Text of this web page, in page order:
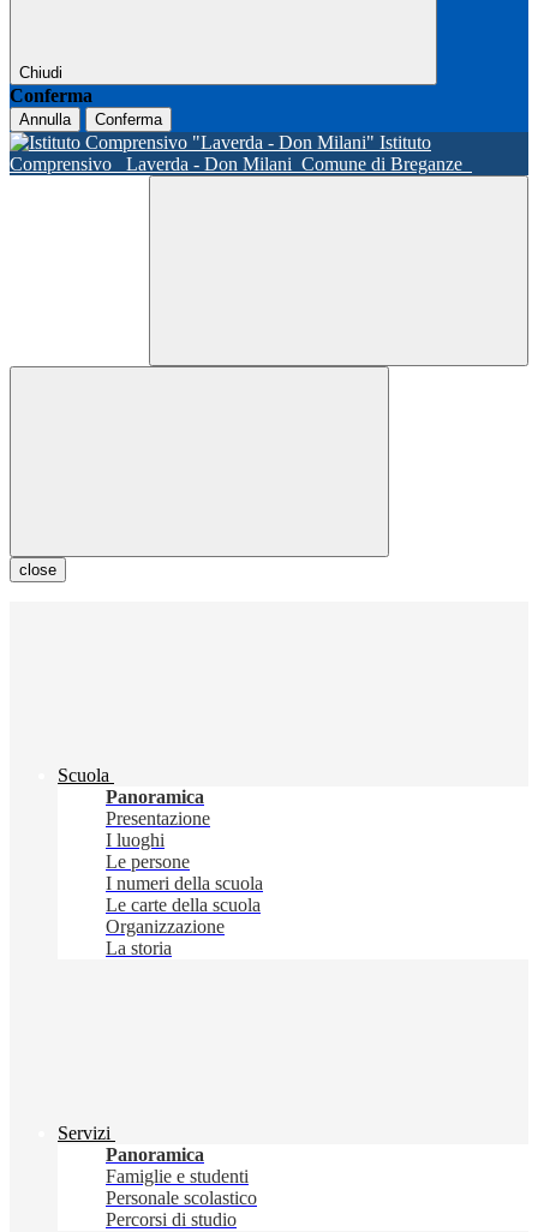
Chiudi
Conferma
Annulla Conferma
Istituto
Comprensivo
Laverda - Don Milani Comune di Breganze
close
Scuola
Panoramica
Presentazione
I luoghi
Le persone
I numeri della scuola
Le carte della scuola
Organizzazione
La storia
Servizi
Panoramica
Famiglie e studenti
Personale scolastico
Percorsi di studio